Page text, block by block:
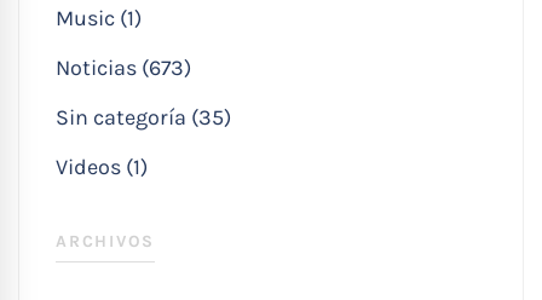
Music (1)
Noticias (673)
Sin categoría (35)
Videos (1)
ARCHIVOS